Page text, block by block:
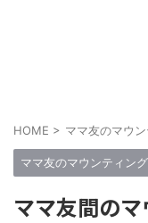
HOME > ママ友のマウ
ママ友のマウンティング
ママ友間の